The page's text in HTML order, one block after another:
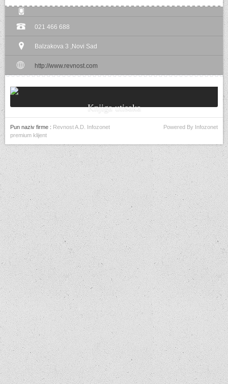
021 466 688
Balzakova 3 ,Novi Sad
http://www.revnost.com
Knjiga utisaka
Powered By Infozonet
Pun naziv firme : Revnost A.D. Infozonet
premium klijent